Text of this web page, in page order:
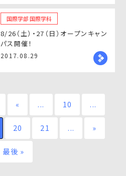
国際学部 国際学科
8/26（土）・27（日）オープンキャン
パス開催！
2017.08.29
« ... 10 ...
20 21 ... »
最後 »